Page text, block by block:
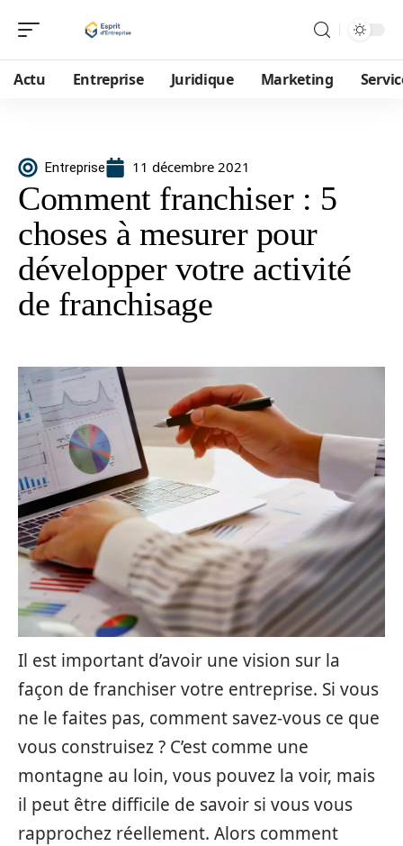
Actu Entreprise Juridique Marketing
Entreprise 11 décembre 2021
Comment franchiser : 5
choses à mesurer pour
développer votre activité
de franchisage
Il est important d’avoir une vision sur la
façon de franchiser votre entreprise. Si vous
ne le faites pas, comment savez-vous ce que
vous construisez ? C’est comme une
montagne au loin, vous pouvez la voir, mais
il peut être difficile de savoir si vous vous
rapprochez réellement. Alors comment